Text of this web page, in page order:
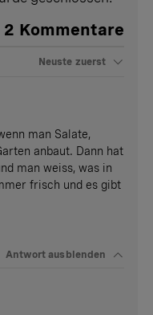
2 Kommentare
Neuste zuerst
man Salate,
anbaut. Dann hat
man weiss, was in
frisch und es gibt
Antwortausblenden